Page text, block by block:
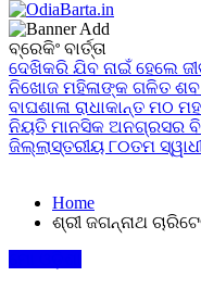
OdiaBarta.in
24x7News&Views
ବ୍ରେକିଂ ବାର୍ତ୍ତା
ଦେଖିକରି ଯିବ ନାଇଁ ହେଲେ
ନିଖୋଜ ମହିଳାଙ୍କ ଗଳିତ ଶବ
ବାଘଶାଳା ରାଧାକାନ୍ତ ମଠ
ନିୟତି ମାନସିକ ଅନଗ୍ରସର
ଜିଲ୍ଲାସ୍ତରୀୟ ୮୦ତମ
Home
ଶ୍ରୀ ଜଗନ୍ନାଥ